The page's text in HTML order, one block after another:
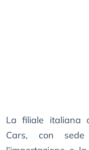
La filiale italiana
Cars, con